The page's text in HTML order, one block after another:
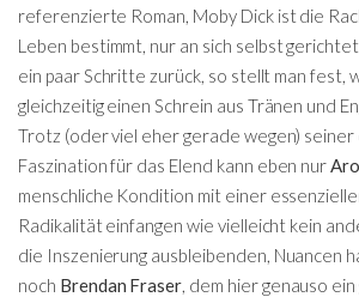
referenzierte Roman, Moby Dick ist die
Leben bestimmt, nur an sich selbst
ein paar Schritte zurück, so stellt man fest,
gleichzeitig einen Schrein aus Tränen und
Trotz (oder viel eher gerade wegen)
Faszination für das Elend kann eben nur
menschliche Kondition mit einer
Radikalität einfangen wie vielleicht kein
die Inszenierung ausbleibenden, Nuancen
noch Brendan Fraser , dem hier genauso